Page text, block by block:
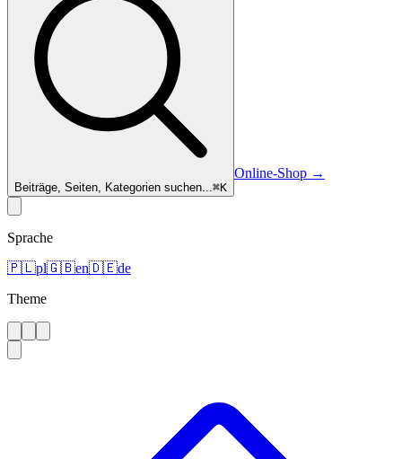
Beiträge, Seiten, Kategorien suchen...⌘K
Online-Shop →
Sprache
🇵🇱pl🇬🇧en🇩🇪de
Theme